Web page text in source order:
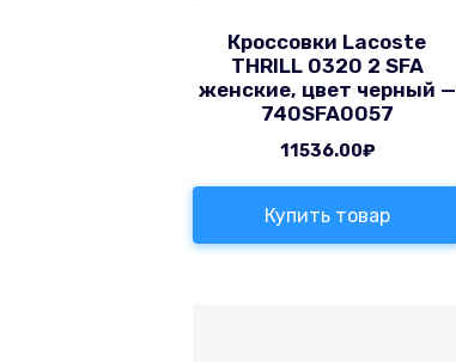
Кроссовки Lacoste
THRILL 0320 2 SFA
женские, цвет черный —
740SFA0057
11536.00₽
Купить товар